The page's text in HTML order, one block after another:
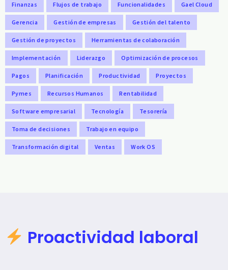
Finanzas Flujos de trabajo Funcionalidades Gael Cloud
Gerencia Gestión de empresas Gestión del talento
Gestión de proyectos Herramientas de colaboración
Implementación Liderazgo Optimización de procesos
Pagos Planificación Productividad Proyectos
Pymes Recursos Humanos Rentabilidad
Software empresarial Tecnología Tesorería
Toma de decisiones Trabajo en equipo
Transformación digital Ventas Work OS
Proactividad laboral